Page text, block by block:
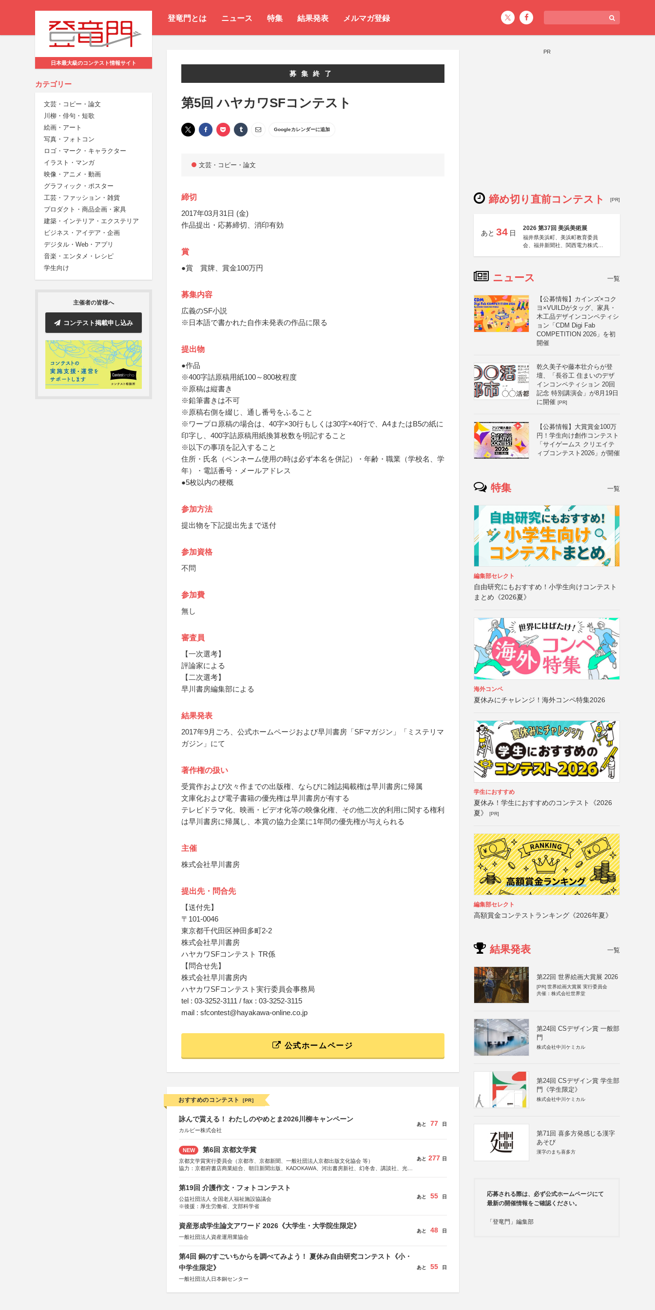
登竜門とは ニュース 特集 結果発表 メルマガ登録
日本最大級のコンテスト情報サイト
カテゴリー
文芸・コピー・論文
川柳・俳句・短歌
絵画・アート
写真・フォトコン
ロゴ・マーク・キャラクター
イラスト・マンガ
映像・アニメ・動画
グラフィック・ポスター
工芸・ファッション・雑貨
プロダクト・商品企画・家具
建築・インテリア・エクステリア
ビジネス・アイデア・企画
デジタル・Web・アプリ
音楽・エンタメ・レシピ
学生向け
主催者の皆様へ
コンテスト掲載申し込み
募集終了
第5回 ハヤカワSFコンテスト
Googleカレンダーに追加
文芸・コピー・論文
締切
2017年03月31日 (金)
作品提出・応募締切、消印有効
賞
●賞 賞牌、賞金100万円
募集内容
広義のSF小説
※日本語で書かれた自作未発表の作品に限る
提出物
●作品
※400字詰原稿用紙100～800枚程度
※原稿は縦書き
※鉛筆書きは不可
※原稿右側を綴じ、通し番号をふること
※ワープロ原稿の場合は、40字×30行もしくは30字×40行で、A4またはB5の紙に
印字し、400字詰原稿用紙換算枚数を明記すること
※以下の事項を記入すること
住所・氏名（ペンネーム使用の時は必ず本名を併記）・年齢・職業（学校名、学
年）・電話番号・メールアドレス
●5枚以内の梗概
参加方法
提出物を下記提出先まで送付
参加資格
不問
参加費
無し
審査員
【一次選考】
評論家による
【二次選考】
早川書房編集部による
結果発表
2017年9月ごろ、公式ホームページおよび早川書房「SFマガジン」「ミステリマ
ガジン」にて
著作権の扱い
受賞作および次々作までの出版権、ならびに雑誌掲載権は早川書房に帰属
文庫化および電子書籍の優先権は早川書房が有する
テレビドラマ化、映画・ビデオ化等の映像化権、その他二次的利用に関する権利
は早川書房に帰属し、本賞の協力企業に1年間の優先権が与えられる
主催
株式会社早川書房
提出先・問合先
【送付先】
〒101-0046
東京都千代田区神田多町2-2
株式会社早川書房
ハヤカワSFコンテスト TR係
【問合せ先】
株式会社早川書房内
ハヤカワSFコンテスト実行委員会事務局
tel : 03-3252-3111 / fax : 03-3252-3115
mail : sfcontest@hayakawa-online.co.jp
公式ホームページ
おすすめのコンテスト [PR]
詠んで貰える！ わたしのやめとま2026川柳キャンペーン
カルビー株式会社
あと 77 日
NEW 第6回 京都文学賞
京都文学賞実行委員会（京都市、京都新聞、一般社団法人京都出版文化協会 等）
協力：京都府書店商業組合、朝日新聞出版、KADOKAWA、河出書房新社、幻冬舎、講談社、光文
あと 277 日
第19回 介護作文・フォトコンテスト
公益社団法人 全国老人福祉施設協議会
※後援：厚生労働省、文部科学省
あと 55 日
資産形成学生論文アワード 2026《大学生・大学院生限定》
一般社団法人資産運用業協会
あと 48 日
第4回 銅のすごいちからを調べてみよう！ 夏休み自由研究コンテスト《小・
中学生限定》
一般社団法人日本銅センター
あと 55 日
PR
締め切り直前コンテスト [PR]
あと 34 日
2026 第37回 美浜美術展
福井県美浜町、美浜町教育委員
会、福井新聞社、関西電力株式会
ニュース 一覧
【公募情報】カインズ×コク
ヨ×VUILDがタッグ、家具・
木工品デザインコンペティシ
ョン「CDM Digi Fab
COMPETITION 2026」を初
開催
乾久美子や藤本壮介らが登
壇、「長谷工 住まいのデザ
インコンペティション 20回
記念 特別講演会」が8月19日
に開催 [PR]
【公募情報】大賞賞金100万
円！学生向け創作コンテスト
「サイゲームス クリエイテ
ィブコンテスト2026」が開催
特集 一覧
編集部セレクト
自由研究にもおすすめ！小学生向けコンテスト
まとめ《2026夏》
海外コンペ
夏休みにチャレンジ！海外コンペ特集2026
学生におすすめ
夏休み！学生におすすめのコンテスト《2026
夏》
[PR]
編集部セレクト
高額賞金コンテストランキング《2026年夏》
結果発表 一覧
第22回 世界絵画大賞展 2026
[PR] 世界絵画大賞展 実行委員会
共催：株式会社世界堂
第24回 CSデザイン賞 一般部
門
株式会社中川ケミカル
第24回 CSデザイン賞 学生部
門《学生限定》
株式会社中川ケミカル
第71回 喜多方発感じる漢字
あそび
漢字のまち喜多方
応募される際は、必ず公式ホームページにて
最新の開催情報をご確認ください。
「登竜門」編集部